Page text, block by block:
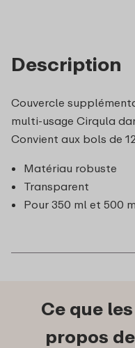
Description
Couvercle
multi-usage Cirqula
Convient aux bols de
Matériau robuste
Transparent
Pour 350 ml et 500
Ce que
propos